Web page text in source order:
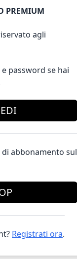
PREMIUM
agli
password se hai
abbonamento sul
Registrati ora.